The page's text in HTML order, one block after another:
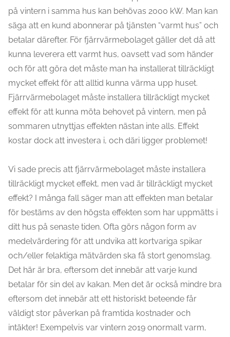
på vintern i samma hus kan behövas 2000 kW. Man kan
säga att en kund abonnerar på tjänsten “varmt hus” och
betalar därefter. För fjärrvärmebolaget gäller det då att
kunna leverera ett varmt hus, oavsett vad som händer
och för att göra det måste man ha installerat tillräckligt
mycket effekt för att alltid kunna värma upp huset.
Fjärrvärmebolaget måste installera tillräckligt mycket
effekt för att kunna möta behovet på vintern, men på
sommaren utnyttjas effekten nästan inte alls. Effekt
kostar dock att investera i, och däri ligger problemet!
Vi sade precis att fjärrvärmebolaget måste installera
tillräckligt mycket effekt, men vad är tillräckligt mycket
effekt? I många fall säger man att effekten man betalar
för bestäms av den högsta effekten som har uppmätts i
ditt hus på senaste tiden. Ofta görs någon form av
medelvärdering för att undvika att kortvariga spikar
och/eller felaktiga mätvärden ska få stort genomslag.
Det här är bra, eftersom det innebär att varje kund
betalar för sin del av kakan. Men det är också mindre bra
eftersom det innebär att ett historiskt beteende får
väldigt stor påverkan på framtida kostnader och
intäkter! Exempelvis var vintern 2019 onormalt varm,